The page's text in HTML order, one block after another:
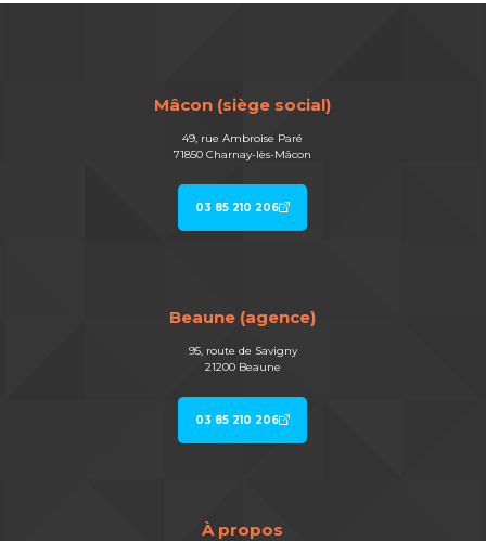
Mâcon (siège social)
49, rue Ambroise Paré
71850 Charnay-lès-Mâcon
03 85 210 206
Beaune (agence)
95, route de Savigny
21200 Beaune
03 85 210 206
À propos